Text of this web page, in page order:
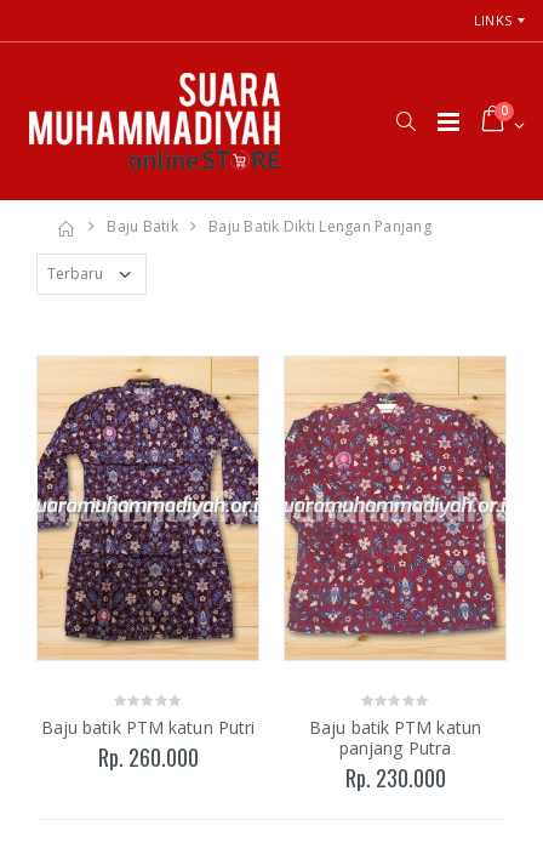
LINKS
0
Baju Batik Baju Batik Dikti Lengan Panjang
Baju batik PTM katun Putri
Rp. 260.000
Baju batik PTM katun
panjang Putra
Rp. 230.000